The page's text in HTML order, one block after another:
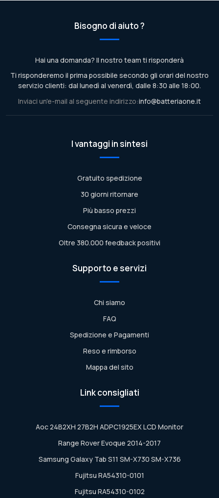
Bisogno di aiuto ?
Hai una domanda? Il nostro team ti risponderà
Ti risponderemo il prima possibile secondo gli orari del nostro
servizio clienti: dal lunedì al venerdì, dalle 8:30 alle 18:00.
Inviaci un'e-mail al seguente indirizzo:info@batteriaone.it
I vantaggi in sintesi
Gratuito spedizione
30 giorni ritornare
Più basso prezzi
Consegna sicura e veloce
Oltre 380.000 feedback positivi
Supporto e servizi
Chi siamo
FAQ
Spedizione e Pagamenti
Reso e rimborso
Mappa del sito
Link consigliati
Aoc 24B2XH 27B2H ADPC1925EX LCD Monitor
Range Rover Evoque 2014-2017
Samsung Galaxy Tab S11 SM-X730 SM-X736
Fujitsu RA54310-0101
Fujitsu RA54310-0102